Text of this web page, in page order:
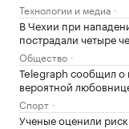
Технологии и медиа
В Чехии при
пострадали четыре
Общество
Telegraph сообщил о
вероятной
Спорт
Ученые оценили